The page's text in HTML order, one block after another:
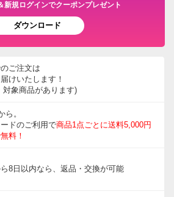
新規ログインでクーポンプレゼント
ダウンロード
ご注文は
けいたします！
対象商品があります)
ら。
ドのご利用で商品1点ごとに送料5,000円
料！
8日以内なら、返品・交換が可能